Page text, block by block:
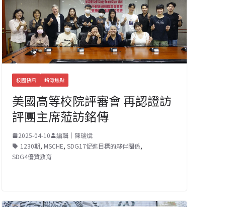
校園快訊 銘傳焦點
美國高等校院評審會 再認證訪
評團主席蒞訪銘傳
2025-04-10
編輯｜陳瑞斌
1230期, MSCHE,SDG17促進目標的夥伴關係,
SDG4優質教育